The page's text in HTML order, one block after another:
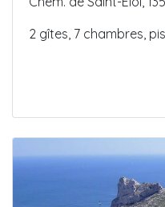
2 gîtes, 7 chambres,